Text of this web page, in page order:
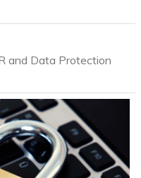
and Data Protection